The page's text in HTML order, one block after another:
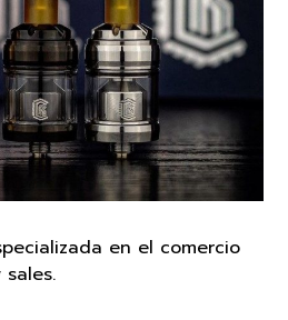
en el comercio